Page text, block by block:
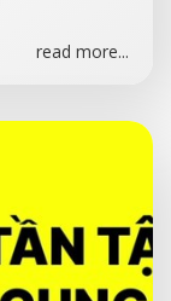
read more...